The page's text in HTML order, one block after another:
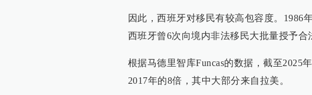
因此，西班牙对移民有较高包容度。1986
西班牙曾6次向境内非法移民大批量授予合
根据马德里智库Funcas的数据，截至2025
2017年的8倍，其中大部分来自拉美。